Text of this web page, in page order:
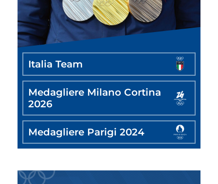
Italia Team
Medagliere Milano Cortina
2026
Medagliere Parigi 2024